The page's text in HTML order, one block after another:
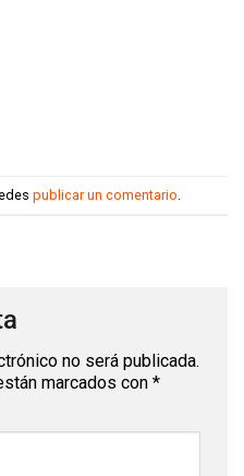
publicar un comentario
no será publicada.
marcados con *